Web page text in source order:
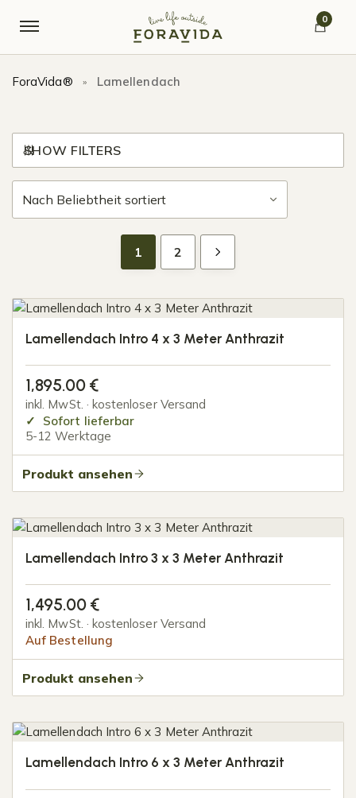
0
ForaVida® » Lamellendach
SHOW FILTERS
1 2
Lamellendach Intro 4 x 3 Meter Anthrazit
1,895.00 €
inkl. MwSt. · kostenloser Versand
Sofort lieferbar
5-12 Werktage
Produkt ansehen
Lamellendach Intro 3 x 3 Meter Anthrazit
1,495.00 €
inkl. MwSt. · kostenloser Versand
Auf Bestellung
Produkt ansehen
Lamellendach Intro 6 x 3 Meter Anthrazit